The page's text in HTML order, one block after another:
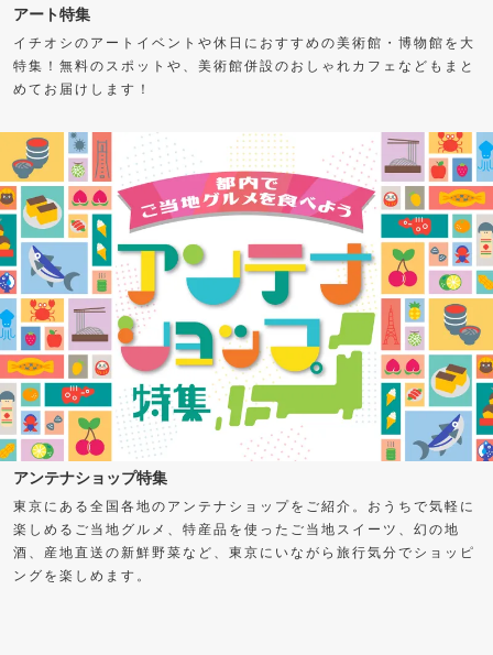
アート特集
イチオシのアートイベントや休日におすすめの美術館・博物館を大
特集！無料のスポットや、美術館併設のおしゃれカフェなどもまと
めてお届けします！
アンテナショップ特集
東京にある全国各地のアンテナショップをご紹介。おうちで気軽に
楽しめるご当地グルメ、特産品を使ったご当地スイーツ、幻の地
酒、産地直送の新鮮野菜など、東京にいながら旅行気分でショッピ
ングを楽しめます。